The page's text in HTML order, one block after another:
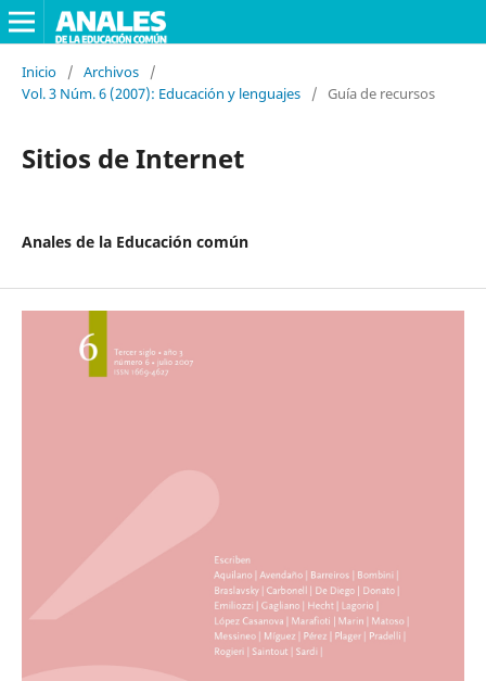
Inicio / Archivos
/
Vol. 3 Núm. 6 (2007): Educación y lenguajes
/ Guía de recursos
Sitios de Internet
Anales de la Educación común